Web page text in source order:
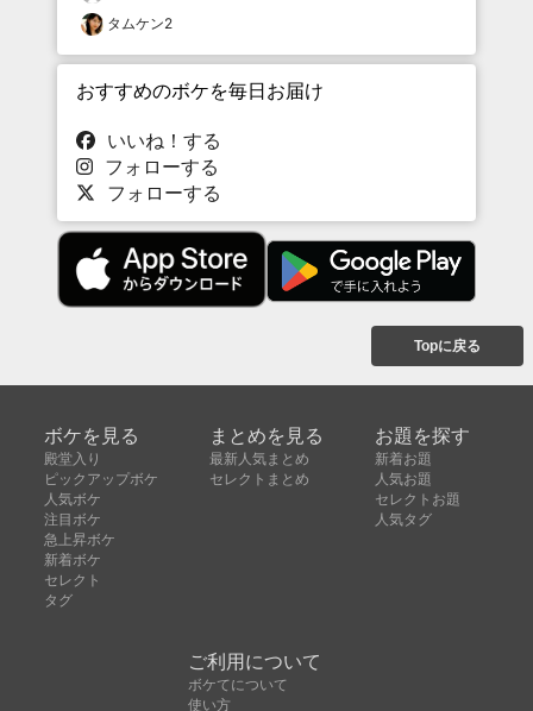
タムケン2
おすすめのボケを毎日お届け
いいね！する
フォローする
フォローする
Topに戻る
ボケを見る
殿堂入り
ピックアップボケ
人気ボケ
注目ボケ
急上昇ボケ
新着ボケ
セレクト
タグ
まとめを見る
最新人気まとめ
セレクトまとめ
お題を探す
新着お題
人気お題
セレクトお題
人気タグ
ご利用について
ボケてについて
使い方